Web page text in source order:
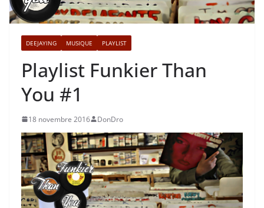
DEEJAYING MUSIQUE PLAYLIST
Playlist Funkier Than
You #1
18 novembre 2016 DonDro